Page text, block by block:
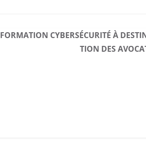
FORMATION CYBERSÉCURITÉ À
TION DES